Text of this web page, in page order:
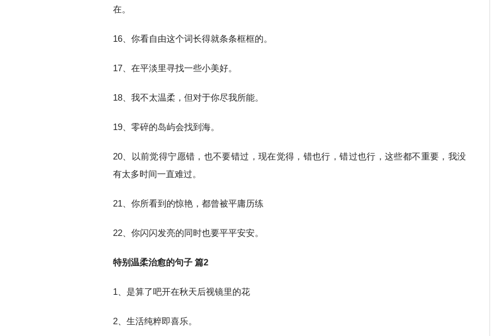
在。
16、你看自由这个词长得就条条框框的。
17、在平淡里寻找一些小美好。
18、我不太温柔，但对于你尽我所能。
19、零碎的岛屿会找到海。
20、以前觉得宁愿错，也不要错过，现在觉得，错也行，错过也行，这些都不重要，我没
有太多时间一直难过。
21、你所看到的惊艳，都曾被平庸历练
22、你闪闪发亮的同时也要平平安安。
特别温柔治愈的句子 篇2
1、是算了吧开在秋天后视镜里的花
2、生活纯粹即喜乐。